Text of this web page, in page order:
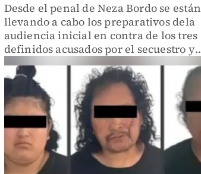
Desde el penal de Neza Bordo se están
llevando a cabo los preparativos dela
audiencia inicial en contra de los tres
definidos acusados por el secuestro y
asesinato de un menor en La Paz,
Edomex; la audiencia iniciará a las